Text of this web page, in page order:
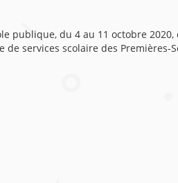
publique, du 4 au 11 octobre
services scolaire des Premières-